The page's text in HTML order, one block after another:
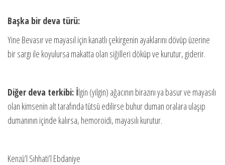
Başka bir deva türü:
Yine Bevasır ve mayasıl için kanatlı çekirgenin ayaklarını dövüp üzerine
bir sargı ile koyulursa makatta olan siğilleri döküp ve kurutur, giderir.
Diğer deva terkibi: İlgin (yilgin) ağacının birazını ya basur ve mayasılı
olan kimsenin alt tarafında tütsü edilirse buhur duman oralara ulaşıp
dumanının içinde kalırsa, hemoroidi, mayasılı kurutur.
Kenzü’l Sıhhati’l Ebdaniye